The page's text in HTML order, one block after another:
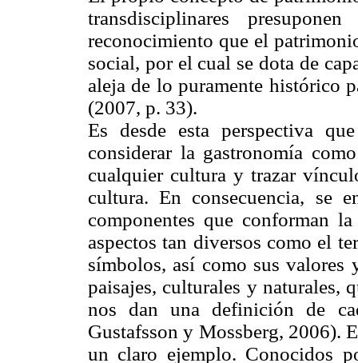
transdisciplinares
reconocimiento que el
social, por el cual se dota de
aleja de lo puramente histórico
(2007, p. 33).
Es desde esta perspectiva
considerar la gastronomía
cualquier cultura y trazar
cultura. En consecuencia, se
componentes que conforman
aspectos tan diversos como el
símbolos, así como sus valores
paisajes, culturales y naturales,
nos dan una definición de
Gustafsson y Mossberg, 2006).
un claro ejemplo. Conocidos